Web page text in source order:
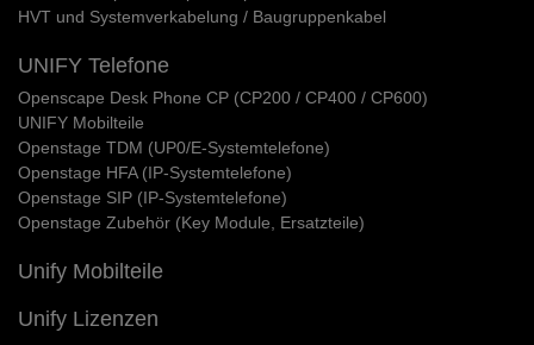
HVT und Systemverkabelung / Baugruppenkabel
UNIFY Telefone
Openscape Desk Phone CP (CP200 / CP400 / CP600)
UNIFY Mobilteile
Openstage TDM (UP0/E-Systemtelefone)
Openstage HFA (IP-Systemtelefone)
Openstage SIP (IP-Systemtelefone)
Openstage Zubehör (Key Module, Ersatzteile)
Unify Mobilteile
Unify Lizenzen